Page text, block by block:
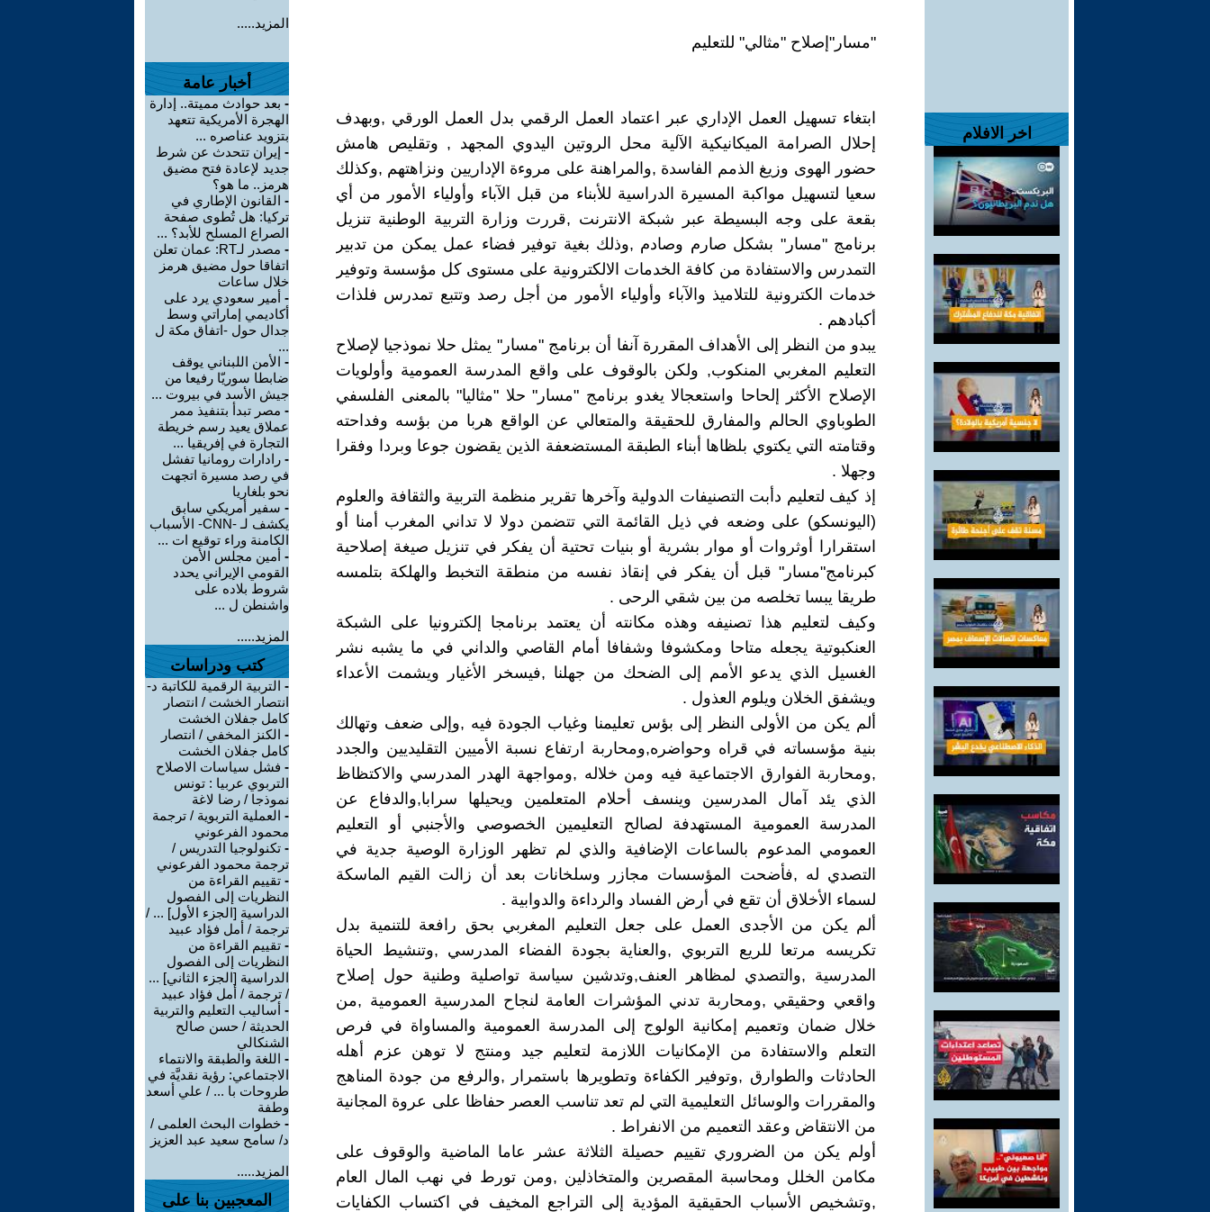
اخر الافلام
"مسار"إصلاح "مثالي" للتعليم
ابتغاء تسهيل العمل الإداري عبر اعتماد العمل الرقمي بدل العمل الورقي ,وبهدف
إحلال الصرامة الميكانيكية الآلية محل الروتين اليدوي المجهد , وتقليص هامش
حضور الهوى وزيغ الذمم الفاسدة ,والمراهنة على مروءة الإداريين ونزاهتهم ,وكذلك
سعيا لتسهيل مواكبة المسيرة الدراسية للأبناء من قبل الآباء وأولياء الأمور من أي
بقعة على وجه البسيطة عبر شبكة الانترنت ,قررت وزارة التربية الوطنية تنزيل
برنامج "مسار" بشكل صارم وصادم ,وذلك بغية توفير فضاء عمل يمكن من تدبير
التمدرس والاستفادة من كافة الخدمات الالكترونية على مستوى كل مؤسسة وتوفير
خدمات الكترونية للتلاميذ والآباء وأولياء الأمور من أجل رصد وتتبع تمدرس فلذات
أكبادهم .
يبدو من النظر إلى الأهداف المقررة آنفا أن برنامج "مسار" يمثل حلا نموذجيا لإصلاح
التعليم المغربي المنكوب, ولكن بالوقوف على واقع المدرسة العمومية وأولويات
الإصلاح الأكثر إلحاحا واستعجالا يغدو برنامج "مسار" حلا "مثاليا" بالمعنى الفلسفي
الطوباوي الحالم والمفارق للحقيقة والمتعالي عن الواقع هربا من بؤسه وفداحته
وقتامته التي يكتوي بلظاها أبناء الطبقة المستضعفة الذين يقضون جوعا وبردا وفقرا
وجهلا .
إذ كيف لتعليم دأبت التصنيفات الدولية وآخرها تقرير منظمة التربية والثقافة والعلوم
(اليونسكو) على وضعه في ذيل القائمة التي تتضمن دولا لا تداني المغرب أمنا أو
استقرارا أوثروات أو موار بشرية أو بنيات تحتية أن يفكر في تنزيل صيغة إصلاحية
كبرنامج"مسار" قبل أن يفكر في إنقاذ نفسه من منطقة التخبط والهلكة بتلمسه
طريقا يبسا تخلصه من بين شقي الرحى .
وكيف لتعليم هذا تصنيفه وهذه مكانته أن يعتمد برنامجا إلكترونيا على الشبكة
العنكبوتية يجعله متاحا ومكشوفا وشفافا أمام القاصي والداني في ما يشبه نشر
الغسيل الذي يدعو الأمم إلى الضحك من جهلنا ,فيسخر الأغيار ويشمت الأعداء
ويشفق الخلان ويلوم العذول .
ألم يكن من الأولى النظر إلى بؤس تعليمنا وغياب الجودة فيه ,وإلى ضعف وتهالك
بنية مؤسساته في قراه وحواضره,ومحاربة ارتفاع نسبة الأميين التقليديين والجدد
,ومحاربة الفوارق الاجتماعية فيه ومن خلاله ,ومواجهة الهدر المدرسي والاكتظاظ
الذي يئد آمال المدرسين وينسف أحلام المتعلمين ويحيلها سرابا,والدفاع عن
المدرسة العمومية المستهدفة لصالح التعليمين الخصوصي والأجنبي أو التعليم
العمومي المدعوم بالساعات الإضافية والذي لم تظهر الوزارة الوصية جدية في
التصدي له ,فأضحت المؤسسات مجازر وسلخانات بعد أن زالت القيم الماسكة
لسماء الأخلاق أن تقع في أرض الفساد والرداءة والدوابية .
ألم يكن من الأجدى العمل على جعل التعليم المغربي بحق رافعة للتنمية بدل
تكريسه مرتعا للريع التربوي ,والعناية بجودة الفضاء المدرسي ,وتنشيط الحياة
المدرسية ,والتصدي لمظاهر العنف,وتدشين سياسة تواصلية وطنية حول إصلاح
واقعي وحقيقي ,ومحاربة تدني المؤشرات العامة لنجاح المدرسية العمومية ,من
خلال ضمان وتعميم إمكانية الولوج إلى المدرسة العمومية والمساواة في فرص
التعلم والاستفادة من الإمكانيات اللازمة لتعليم جيد ومنتج لا توهن عزم أهله
الحادثات والطوارق ,وتوفير الكفاءة وتطويرها باستمرار ,والرفع من جودة المناهج
والمقررات والوسائل التعليمية التي لم تعد تناسب العصر حفاظا على عروة المجانية
من الانتقاض وعقد التعميم من الانفراط .
أولم يكن من الضروري تقييم حصيلة الثلاثة عشر عاما الماضية والوقوف على
مكامن الخلل ومحاسبة المقصرين والمتخاذلين ,ومن تورط في نهب المال العام
,وتشخيص الأسباب الحقيقية المؤدية إلى التراجع المخيف في اكتساب الكفايات
المزيد.....
أخبار عامة
- بعد حوادث مميتة.. إدارة
الهجرة الأمريكية تتعهد
بتزويد عناصره ...
- إيران تتحدث عن شرط
جديد لإعادة فتح مضيق
هرمز.. ما هو؟
- القانون الإطاري في
تركيا: هل تُطوى صفحة
الصراع المسلح للأبد؟ ...
-
مصدر لـRT: عمان تعلن
اتفاقا حول مضيق هرمز
خلال ساعات
- أمير سعودي يرد على
أكاديمي إماراتي وسط
جدال حول -اتفاق مكة ل
...
- الأمن اللبناني يوقف
ضابطا سوريّا رفيعا من
جيش الأسد في بيروت ...
- مصر تبدأ بتنفيذ ممر
عملاق يعيد رسم خريطة
التجارة في إفريقيا ...
- رادارات رومانيا تفشل
في رصد مسيرة اتجهت
نحو بلغاريا
- سفير أمريكي سابق
يكشف لـ -CNN- الأسباب
الكامنة وراء توقيع ات ...
- أمين مجلس الأمن
القومي الإيراني يحدد
شروط بلاده على
واشنطن ل ...
المزيد.....
كتب ودراسات
- التربية الرقمية للكاتبة د-
انتصار الخشت / انتصار
كامل جفلان الخشت
- الكنز المخفي / انتصار
كامل جفلان الخشت
- فشل سياسات الاصلاح
التربوي عربيا : تونس
نموذجا / رضا لاغة
- العملية التربوية / ترجمة
محمود الفرعوني
- تكنولوجيا التدريس /
ترجمة محمود الفرعوني
- تقييم القراءة من
النظريات إلى الفصول
الدراسية [الجزء الأول] ... /
ترجمة / أمل فؤاد عبيد
- تقييم القراءة من
النظريات إلى الفصول
الدراسية [الجزء الثاني] ...
/ ترجمة / أمل فؤاد عبيد
- أساليب التعليم والتربية
الحديثة / حسن صالح
الشنكالي
- اللغة والطبقة والانتماء
الاجتماعي: رؤية نقديَّة في
طروحات با ... / علي أسعد
وطفة
- خطوات البحث العلمى /
د/ سامح سعيد عبد العزيز
المزيد.....
المعجبين بنا على